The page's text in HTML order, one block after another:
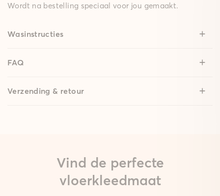
Wordt na bestelling speciaal voor jou gemaakt.
Wasinstructies
FAQ
Verzending & retour
Vind de perfecte
vloerkleedmaat